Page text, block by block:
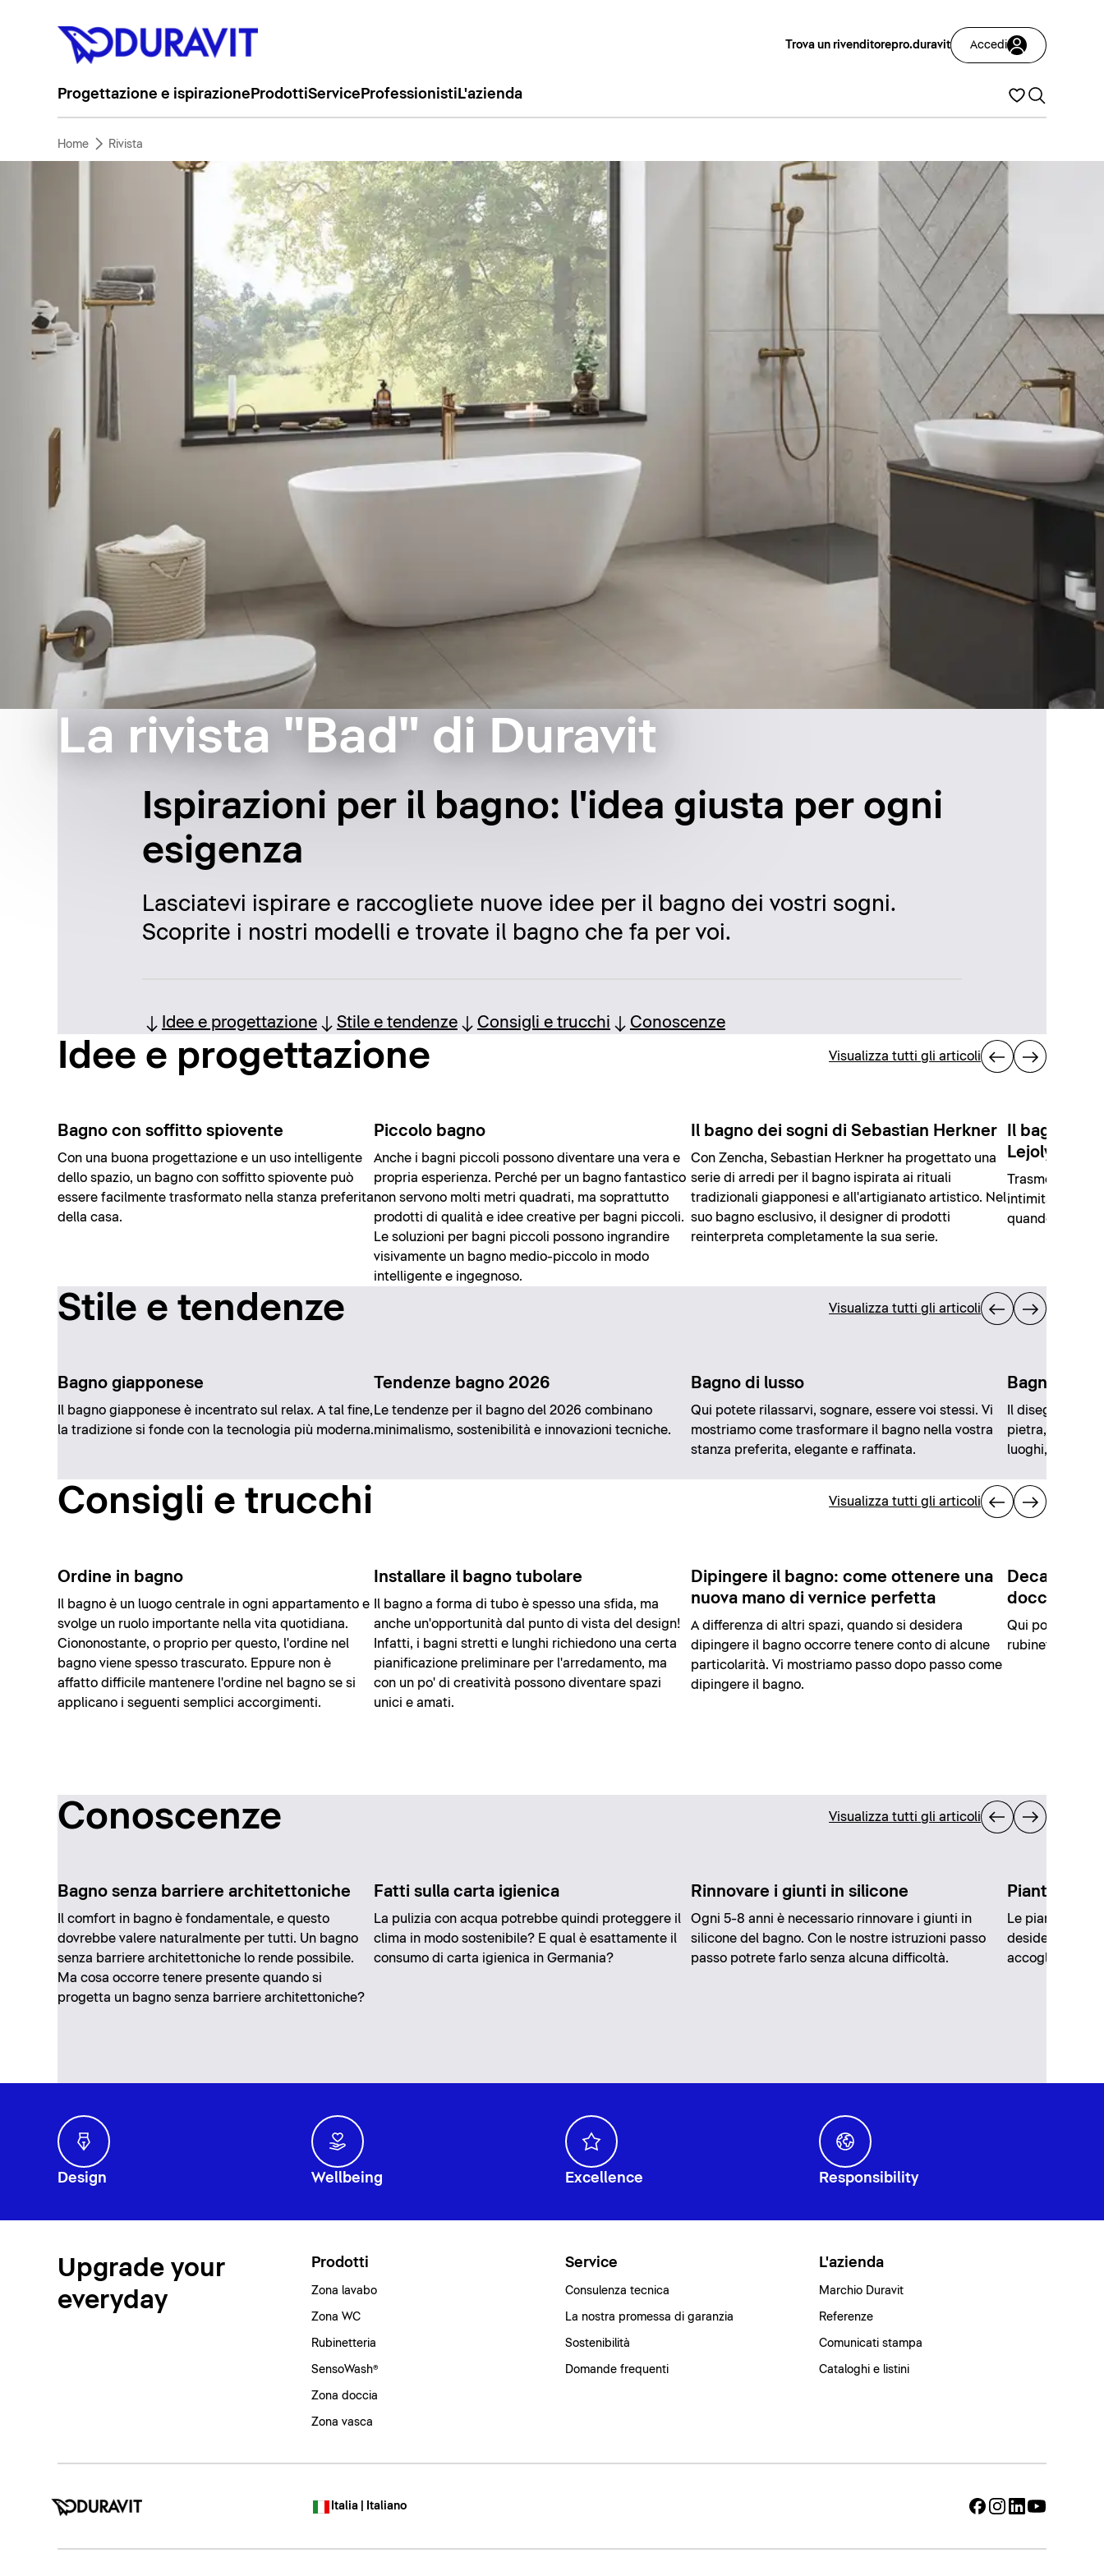
Trova un rivenditorepro.duravit Accedi
Progettazione e ispirazione ProdottiService Professionisti L'azienda
Home Rivista
La rivista "Bad" di Duravit
Ispirazioni per il bagno: l'idea giusta per ogni
esigenza
Lasciatevi ispirare e raccogliete nuove idee per il bagno dei vostri sogni.
Scoprite i nostri modelli e trovate il bagno che fa per voi.
Idee e progettazione Stile e tendenze Consigli e trucchi Conoscenze
Idee e progettazione Visualizza tutti gli articoli
Bagno con soffitto spiovente
Con una buona progettazione e un uso intelligente
dello spazio, un bagno con soffitto spiovente può
essere facilmente trasformato nella stanza preferita
della casa.
Piccolo bagno
Anche i bagni piccoli possono diventare una vera e
propria esperienza. Perché per un bagno fantastico
non servono molti metri quadrati, ma soprattutto
prodotti di qualità e idee creative per bagni piccoli.
Le soluzioni per bagni piccoli possono ingrandire
visivamente un bagno medio-piccolo in modo
intelligente e ingegnoso.
Il bagno dei sogni di Sebastian Herkner
Con Zencha, Sebastian Herkner ha progettato una
serie di arredi per il bagno ispirata ai rituali
tradizionali giapponesi e all'artigianato artistico. Nel
suo bagno esclusivo, il designer di prodotti
reinterpreta completamente la sua serie.
Il bagno
Lejoly
Trasmettere
intimità:
quando ha
Stile e tendenze Visualizza tutti gli articoli
Bagno giapponese
Il bagno giapponese è incentrato sul relax. A tal fine,
la tradizione si fonde con la tecnologia più moderna.
Tendenze bagno 2026
Le tendenze per il bagno del 2026 combinano
minimalismo, sostenibilità e innovazioni tecniche.
Bagno di lusso
Qui potete rilassarvi, sognare, essere voi stessi. Vi
mostriamo come trasformare il bagno nella vostra
stanza preferita, elegante e raffinata.
Bagno in
Il disegno
pietra, che può
luoghi, ha
Consigli e trucchi Visualizza tutti gli articoli
Ordine in bagno
Il bagno è un luogo centrale in ogni appartamento e
svolge un ruolo importante nella vita quotidiana.
Ciononostante, o proprio per questo, l'ordine nel
bagno viene spesso trascurato. Eppure non è
affatto difficile mantenere l'ordine nel bagno se si
applicano i seguenti semplici accorgimenti.
Installare il bagno tubolare
Il bagno a forma di tubo è spesso una sfida, ma
anche un'opportunità dal punto di vista del design!
Infatti, i bagni stretti e lunghi richiedono una certa
pianificazione preliminare per l'arredamento, ma
con un po' di creatività possono diventare spazi
unici e amati.
Dipingere il bagno: come ottenere una
nuova mano di vernice perfetta
A differenza di altri spazi, quando si desidera
dipingere il bagno occorre tenere conto di alcune
particolarità. Vi mostriamo passo dopo passo come
dipingere il bagno.
doccia e
Qui potete
rubinetteria e
Conoscenze Visualizza tutti gli articoli
Bagno senza barriere architettoniche
Il comfort in bagno è fondamentale, e questo
dovrebbe valere naturalmente per tutti. Un bagno
senza barriere architettoniche lo rende possibile.
Ma cosa occorre tenere presente quando si
progetta un bagno senza barriere architettoniche?
Fatti sulla carta igienica
La pulizia con acqua potrebbe quindi proteggere il
clima in modo sostenibile? E qual è esattamente il
consumo di carta igienica in Germania?
Rinnovare i giunti in silicone
Ogni 5-8 anni è necessario rinnovare i giunti in
silicone del bagno. Con le nostre istruzioni passo
passo potrete farlo senza alcuna difficoltà.
Piante per
Le piante in
desidera
accogliente.
Design Wellbeing Excellence Responsibility
Upgrade your
everyday
Prodotti
Zona lavabo
Zona WC
Rubinetteria
SensoWash®
Zona doccia
Zona vasca
Service
Consulenza tecnica
La nostra promessa di garanzia
Sostenibilità
Domande frequenti
L'azienda
Marchio Duravit
Referenze
Comunicati stampa
Cataloghi e listini
Italia | Italiano